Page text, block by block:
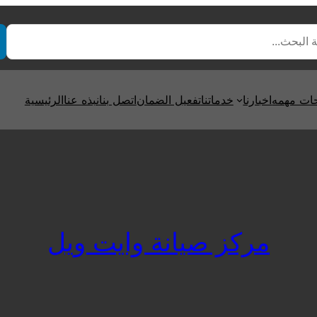
الرئيسيةنبذه عنااتصل بناتفعيل الضمانخدماتنا اخبارنامهمه
مركز صيانة وايت ويل